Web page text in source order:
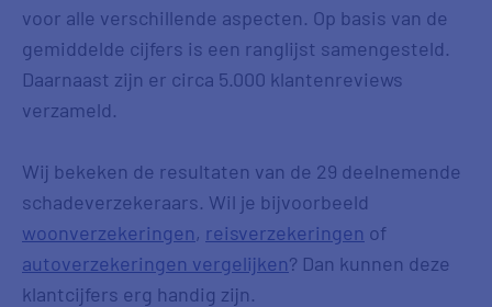
voor alle verschillende aspecten. Op basis van de
gemiddelde cijfers is een ranglijst samengesteld.
Daarnaast zijn er circa 5.000 klantenreviews
verzameld.
Wij bekeken de resultaten van de 29 deelnemende
schadeverzekeraars. Wil je bijvoorbeeld
woonverzekeringen, reisverzekeringen of
autoverzekeringen vergelijken? Dan kunnen deze
klantcijfers erg handig zijn.